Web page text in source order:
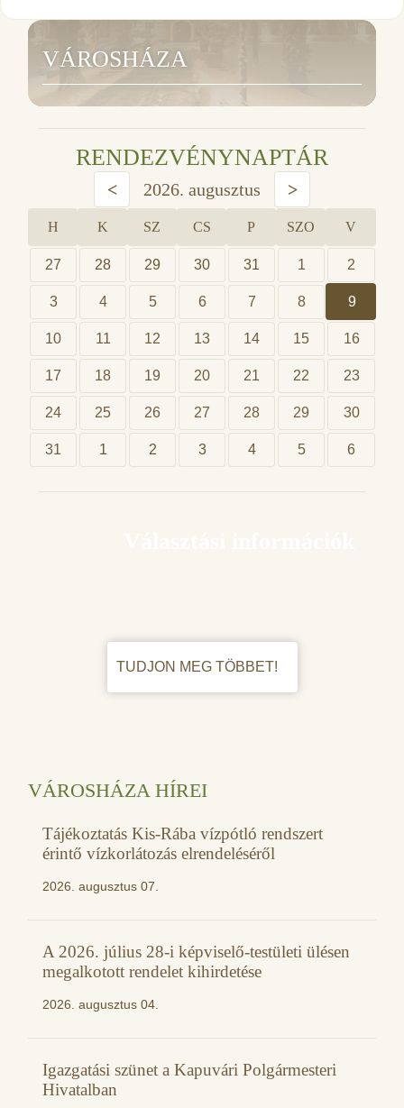
VÁROSHÁZA
RENDEZVÉNYNAPTÁR
< 2026. augusztus >
H K SZ CS P SZO V
27 28 29 30 31 1 2
3 4 5 6 7 8 9
10 11 12 13 14 15 16
17 18 19 20 21 22 23
24 25 26 27 28 29 30
31 1 2 3 4 5 6
TUDJON MEG TÖBBET!
VÁROSHÁZA HÍREI
Tájékoztatás Kis-Rába vízpótló rendszert
érintő vízkorlátozás elrendeléséről
2026. augusztus 07.
A 2026. július 28-i képviselő-testületi ülésen
megalkotott rendelet kihirdetése
2026. augusztus 04.
Igazgatási szünet a Kapuvári Polgármesteri
Hivatalban